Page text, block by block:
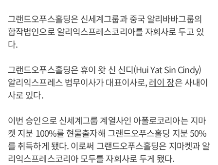
그랜드오푸스홀딩은 신세계그룹과 중국 알리바바그룹의
합작법인으로 알리익스프레스코리아를 자회사로 두고 있
다.
그랜드오푸스홀딩은 휴이 왓 신 신디(Hui Yat Sin Cindy)
알리익스프레스 법무이사가 대표이사로,레이 장은 사내이
사로 있다.
이번 승인으로 신세계그룹 계열사인 아폴로코리아는 지마
켓 지분 100%를 현물출자해 그랜드오푸스홀딩 지분 50%
를 취득하게 됐다. 이로써 그랜드오푸스홀딩은 지마켓과 알
리익스프레스코리아 모두를 자회사로 두게 됐다.